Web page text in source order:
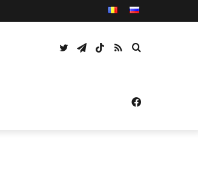
Caută
RSS
TikTok
Telegram
Twitter
Facebook